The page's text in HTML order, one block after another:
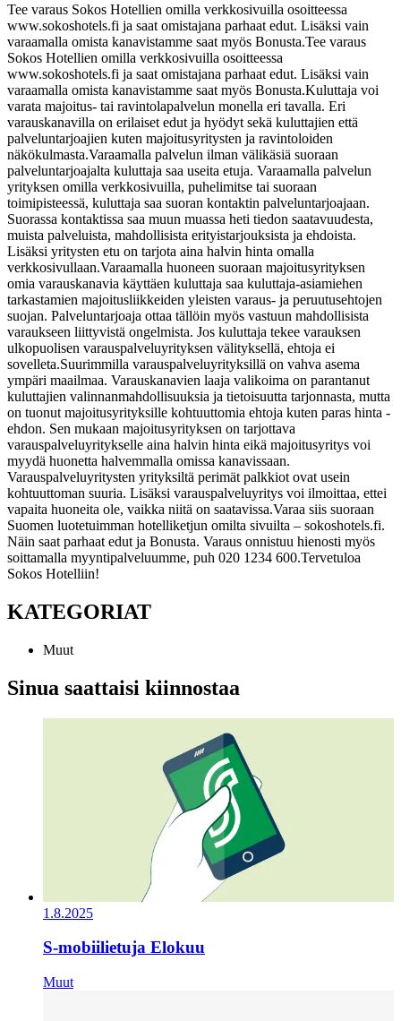
Tee varaus Sokos Hotellien omilla verkkosivuilla osoitteessa
www.sokoshotels.fi ja saat omistajana parhaat edut. Lisäksi vain
varaamalla omista kanavistamme saat myös Bonusta.Tee varaus
Sokos Hotellien omilla verkkosivuilla osoitteessa
www.sokoshotels.fi ja saat omistajana parhaat edut. Lisäksi vain
varaamalla omista kanavistamme saat myös Bonusta.Kuluttaja voi
varata majoitus- tai ravintolapalvelun monella eri tavalla. Eri
varauskanavilla on erilaiset edut ja hyödyt sekä kuluttajien että
palveluntarjoajien kuten majoitusyritysten ja ravintoloiden
näkökulmasta.Varaamalla palvelun ilman välikäsiä suoraan
palveluntarjoajalta kuluttaja saa useita etuja. Varaamalla palvelun
yrityksen omilla verkkosivuilla, puhelimitse tai suoraan
toimipisteessä, kuluttaja saa suoran kontaktin palveluntarjoajaan.
Suorassa kontaktissa saa muun muassa heti tiedon saatavuudesta,
muista palveluista, mahdollisista erityistarjouksista ja ehdoista.
Lisäksi yritysten etu on tarjota aina halvin hinta omalla
verkkosivullaan.Varaamalla huoneen suoraan majoitusyrityksen
omia varauskanavia käyttäen kuluttaja saa kuluttaja-asiamiehen
tarkastamien majoitusliikkeiden yleisten varaus- ja peruutusehtojen
suojan. Palveluntarjoaja ottaa tällöin myös vastuun mahdollisista
varaukseen liittyvistä ongelmista. Jos kuluttaja tekee varauksen
ulkopuolisen varauspalveluyrityksen välityksellä, ehtoja ei
sovelleta.Suurimmilla varauspalveluyrityksillä on vahva asema
ympäri maailmaa. Varauskanavien laaja valikoima on parantanut
kuluttajien valinnanmahdollisuuksia ja tietoisuutta tarjonnasta, mutta
on tuonut majoitusyrityksille kohtuuttomia ehtoja kuten paras hinta -
ehdon. Sen mukaan majoitusyrityksen on tarjottava
varauspalveluyritykselle aina halvin hinta eikä majoitusyritys voi
myydä huonetta halvemmalla omissa kanavissaan.
Varauspalveluyritysten yrityksiltä perimät palkkiot ovat usein
kohtuuttoman suuria. Lisäksi varauspalveluyritys voi ilmoittaa, ettei
vapaita huoneita ole, vaikka niitä on saatavissa.Varaa siis suoraan
Suomen luotetuimman hotelliketjun omilta sivuilta – sokoshotels.fi.
Näin saat parhaat edut ja Bonusta. Varaus onnistuu hienosti myös
soittamalla myyntipalveluumme, puh 020 1234 600.Tervetuloa
Sokos Hotelliin!
KATEGORIAT
Muut
Sinua saattaisi kiinnostaa
1.8.2025
S-mobiilietuja Elokuu
Muut